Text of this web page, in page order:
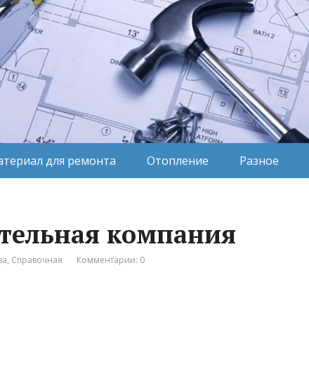
для ремонта Отопление Разное
компания
, Справочная Комментарии: 0